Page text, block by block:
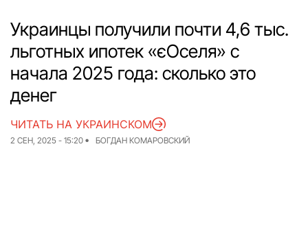
О нас
Инструкции
Спорт
Интервью
Досье
Репортаж
Блог
Спецпроекты
Архив проектов
Украинцы получили почти 4,6 тыс.
льготных ипотек «єОселя» с
начала 2025 года: сколько это
денег
2 СЕН, 2025 - 15:20 БОГДАН КОМАРОВСКИЙ
ЧИТАТЬ НА УКРАИНСКОМ